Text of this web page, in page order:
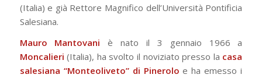
(Italia) e già Rettore Magnifico dell’Università Pontificia
Salesiana.
Mauro Mantovani è nato il 3 gennaio 1966 a
Moncalieri (Italia), ha svolto il noviziato presso la casa
salesiana “Monteoliveto” di Pinerolo e ha emesso i